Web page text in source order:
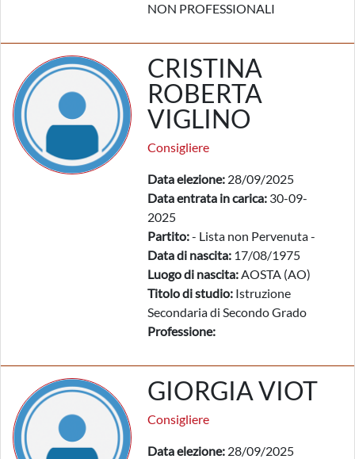
NON PROFESSIONALI
CRISTINA
ROBERTA
VIGLINO
Consigliere
Data elezione: 28/09/2025
Data entrata in carica: 30-09-
2025
Partito:- Lista non Pervenuta -
Data di nascita: 17/08/1975
Luogo di nascita:AOSTA (AO)
Titolo di studio: Istruzione
Secondaria di Secondo Grado
Professione:
GIORGIA VIOT
Consigliere
Data elezione: 28/09/2025